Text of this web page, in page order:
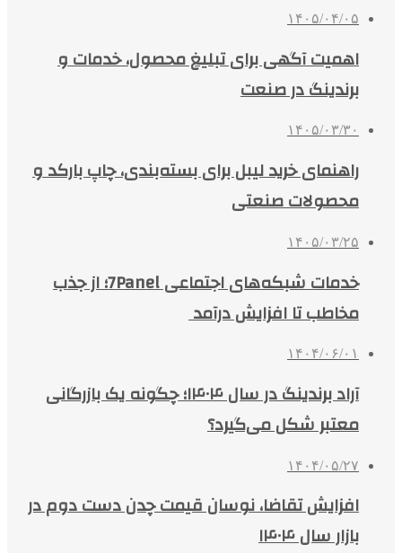
۱۴۰۵/۰۴/۰۵
اهمیت آگهی برای تبلیغ محصول، خدمات و
برندینگ در صنعت
۱۴۰۵/۰۳/۳۰
راهنمای خرید لیبل برای بسته‌بندی، چاپ بارکد و
محصولات صنعتی
۱۴۰۵/۰۳/۲۵
خدمات شبکه‌های اجتماعی 7Panel؛ از جذب
مخاطب تا افزایش درآمد
۱۴۰۴/۰۶/۰۱
آراد برندینگ در سال ۱۴۰۴؛ چگونه یک بازرگانی
معتبر شکل می‌گیرد؟
۱۴۰۴/۰۵/۲۷
افزایش تقاضا، نوسان قیمت چدن دست دوم در
بازار سال ۱۴۰۴